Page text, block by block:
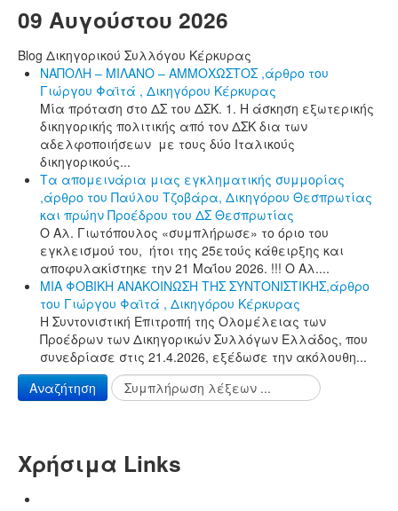
09 Αυγούστου 2026
Blog Δικηγορικού Συλλόγου Κέρκυρας
ΝΑΠΟΛΗ – ΜΙΛΑΝΟ – ΑΜΜΟΧΩΣΤΟΣ ,άρθρο του
Γιώργου Φαϊτά , Δικηγόρου Κέρκυρας
Μία πρόταση στο ΔΣ του ΔΣΚ. 1. Η άσκηση εξωτερικής
δικηγορικής πολιτικής από τον ΔΣΚ δια των
αδελφοποιήσεων με τους δύο Ιταλικούς
δικηγορικούς...
Τα απομεινάρια μιας εγκληματικής συμμορίας
,άρθρο του Παύλου Τζοβάρα, Δικηγόρου Θεσπρωτίας
και πρώην Προέδρου του ΔΣ Θεσπρωτίας
Ο Αλ. Γιωτόπουλος «συμπλήρωσε» το όριο του
εγκλεισμού του, ήτοι της 25ετούς κάθειρξης και
αποφυλακίστηκε την 21 Μαΐου 2026. !!! Ο Αλ....
ΜΙΑ ΦΟΒΙΚΗ ΑΝΑΚΟΙΝΩΣΗ ΤΗΣ ΣΥΝΤΟΝΙΣΤΙΚΗΣ,άρθρο
του Γιώργου Φαϊτά , Δικηγόρου Κέρκυρας
Η Συντονιστική Επιτροπή της Ολομέλειας των
Προέδρων των Δικηγορικών Συλλόγων Ελλάδος, που
συνεδρίασε στις 21.4.2026, εξέδωσε την ακόλουθη...
Αναζήτηση
Χρήσιμα Links